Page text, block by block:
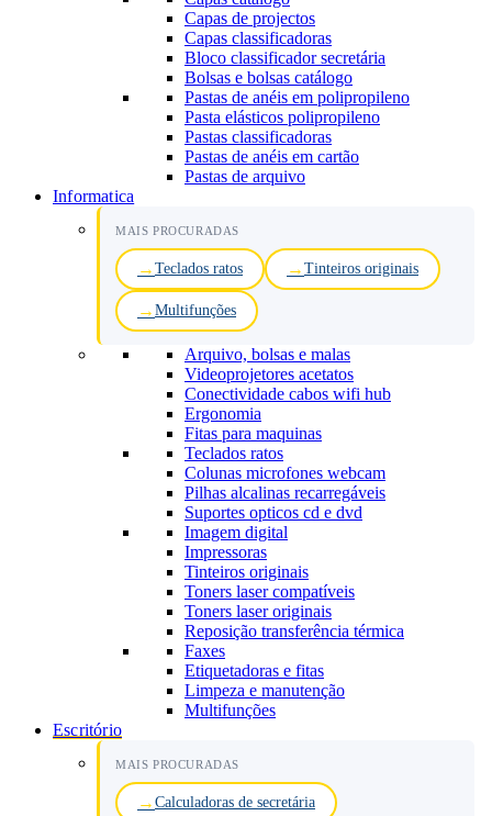
Capas de projectos
Capas classificadoras
Bloco classificador secretária
Bolsas e bolsas catálogo
Pastas de anéis em polipropileno
Pasta elásticos polipropileno
Pastas classificadoras
Pastas de anéis em cartão
Pastas de arquivo
Informatica
MAIS PROCURADAS
Teclados ratos Tinteiros originais
Multifunções
Arquivo, bolsas e malas
Videoprojetores acetatos
Conectividade cabos wifi hub
Ergonomia
Fitas para maquinas
Teclados ratos
Colunas microfones webcam
Pilhas alcalinas recarregáveis
Suportes opticos cd e dvd
Imagem digital
Impressoras
Tinteiros originais
Toners laser compatíveis
Toners laser originais
Reposição transferência térmica
Faxes
Etiquetadoras e fitas
Limpeza e manutenção
Multifunções
Escritório
MAIS PROCURADAS
Calculadoras de secretária